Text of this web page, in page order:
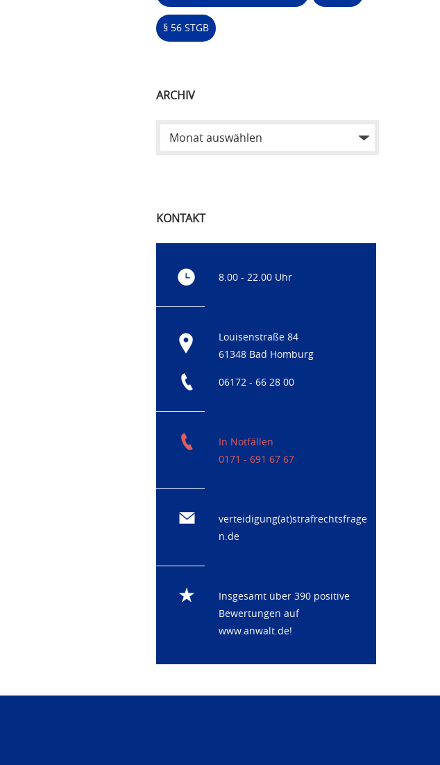
§ 56 STGB
ARCHIV
KONTAKT
8.00 - 22.00 Uhr
Louisenstraße 84
61348 Bad Homburg
06172 - 66 28 00
In Notfällen
0171 - 691 67 67
verteidigung(at)strafrechtsfrage
n.de
Insgesamt über 390 positive
Bewertungen auf
www.anwalt.de!